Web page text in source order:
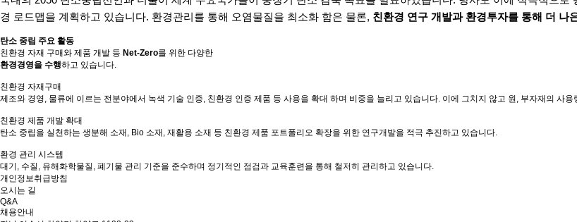
경 로드맵을 계획하고 있습니다. 환경관리를 통해 오염물질을 최소화 함은 물론, 친환경 연구 개발과 환경투자를 통해 더 나
탄소 중립 주요 활동
친환경 자재 구매와 제품 개발 등 Net-Zero를 위한 다양한
환경경영을 수행하고 있습니다.
친환경 자재구매
제조와 경영, 물류에 이르는 전분야에서 녹색 기술 인증, 친환경 인증 제품 등 사용을 확대 하며 비중을 늘리고 있습니다. 이에 그치지 않고 원, 부자재의 사
친환경 제품 개발 확대
탄소 중립을 실천하는 생분해 소재, Bio 소재, 재활용 소재 등 친환경 제품 포트폴리오 확장을 위한 연구개발을 적극 추진하고 있습니다.
환경 관리 시스템
대기, 수질, 유해화학물질, 폐기물 관리 기준을 준수하며 정기적인 점검과 교육훈련을 통해 철저히 관리하고 있습니다.
개인정보취급방침
오시는 길
Q&A
채용안내